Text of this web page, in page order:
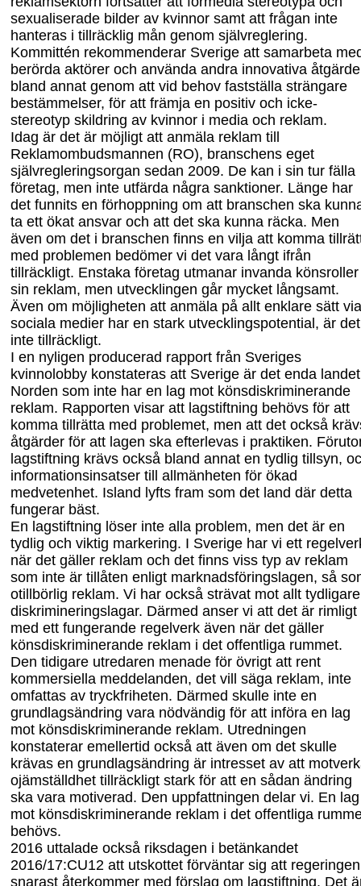
sexualiserade bilder av kvinnor samt att frågan inte
hanteras i tillräcklig mån genom självreglering.
Kommittén rekommenderar Sverige att samarbeta
berörda aktörer och använda andra innovativa
bland annat genom att vid behov fastställa strängare
bestämmelser, för att främja en positiv och icke-
stereotyp skildring av kvinnor i media och reklam.
Idag är det är möjligt att anmäla reklam till
Reklamombudsmannen (RO), branschens eget
självregleringsorgan sedan 2009. De kan i sin tur fälla
företag, men inte utfärda några sanktioner. Länge har
det funnits en förhoppning om att branschen ska
ta ett ökat ansvar och att det ska kunna räcka. Men
även om det i branschen finns en vilja att komma
med problemen bedömer vi det vara långt ifrån
tillräckligt. Enstaka företag utmanar invanda
sin reklam, men utvecklingen går mycket långsamt.
Även om möjligheten att anmäla på allt enklare sätt via
sociala medier har en stark utvecklingspotential, är det
inte tillräckligt.
I en nyligen producerad rapport från Sveriges
kvinnolobby konstateras att Sverige är det enda
Norden som inte har en lag mot könsdiskriminerande
reklam. Rapporten visar att lagstiftning behövs för att
komma tillrätta med problemet, men att det också
åtgärder för att lagen ska efterlevas i praktiken.
lagstiftning krävs också bland annat en tydlig tillsyn,
informationsinsatser till allmänheten för ökad
medvetenhet. Island lyfts fram som det land där detta
fungerar bäst.
En lagstiftning löser inte alla problem, men det är en
tydlig och viktig markering. I Sverige har vi ett
när det gäller reklam och det finns viss typ av reklam
som inte är tillåten enligt marknadsföringslagen, så
otillbörlig reklam. Vi har också strävat mot allt tydligare
diskrimineringslagar. Därmed anser vi att det är rimligt
med ett fungerande regelverk även när det gäller
könsdiskriminerande reklam i det offentliga rummet.
Den tidigare utredaren menade för övrigt att rent
kommersiella meddelanden, det vill säga reklam, inte
omfattas av tryckfriheten. Därmed skulle inte en
grundlagsändring vara nödvändig för att införa en lag
mot könsdiskriminerande reklam. Utredningen
konstaterar emellertid också att även om det skulle
krävas en grundlagsändring är intresset av att
ojämställdhet tillräckligt stark för att en sådan ändring
ska vara motiverad. Den uppfattningen delar vi. En lag
mot könsdiskriminerande reklam i det offentliga
behövs.
2016 uttalade också riksdagen i betänkandet
2016/17:CU12 att utskottet förväntar sig att regeringen
snarast återkommer med förslag om lagstiftning. Det